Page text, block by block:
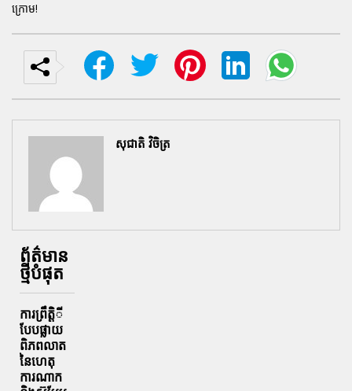
ក្រោម!
សុជាតិ វិចិត្រ
ព័ត៌មាន
ថ្មីបំផុត
ការព្រឹតិ្តី
បែបផ្លាយ
ពិភពលាត
នៃហេតុ
ការណាក